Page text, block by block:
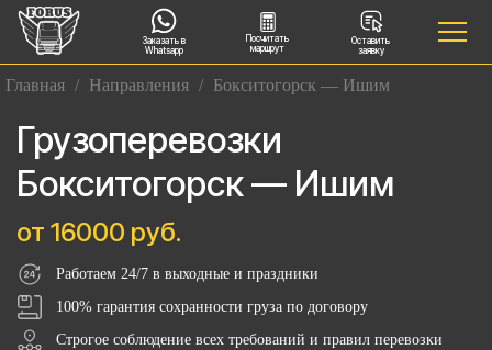
Заказать в
Whatsapp
Посчитать
маршрут
Оставить
заявку
Главная / Направления / Бокситогорск — Ишим
Грузоперевозки
Бокситогорск — Ишим
от 16000 руб.
Работаем 24/7 в выходные и праздники
100% гарантия сохранности груза по договору
Строгое соблюдение всех требований и правил перевозки